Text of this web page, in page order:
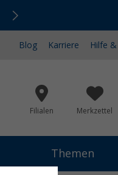
Blog Karriere Hilfe
Filialen Merkzettel
Themen